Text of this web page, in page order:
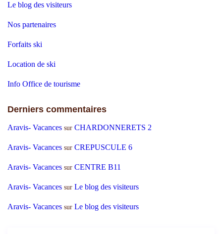
Le blog des visiteurs
Nos partenaires
Forfaits ski
Location de ski
Info Office de tourisme
Derniers commentaires
Aravis- Vacances surCHARDONNERETS 2
Aravis- Vacances surCREPUSCULE 6
Aravis- Vacances surCENTRE B11
Aravis- Vacances surLe blog des visiteurs
Aravis- Vacances surLe blog des visiteurs